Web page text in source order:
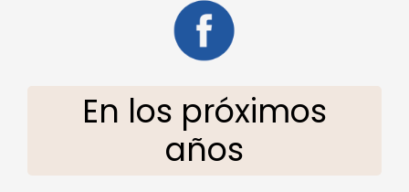
En los próximos
años